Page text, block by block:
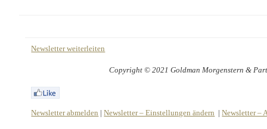
Newsletter weiterleiten
Copyright © 2021 Goldman Morgenstern &
Newsletter abmelden |Newsletter – Einstellungen ändern |Newsletter –